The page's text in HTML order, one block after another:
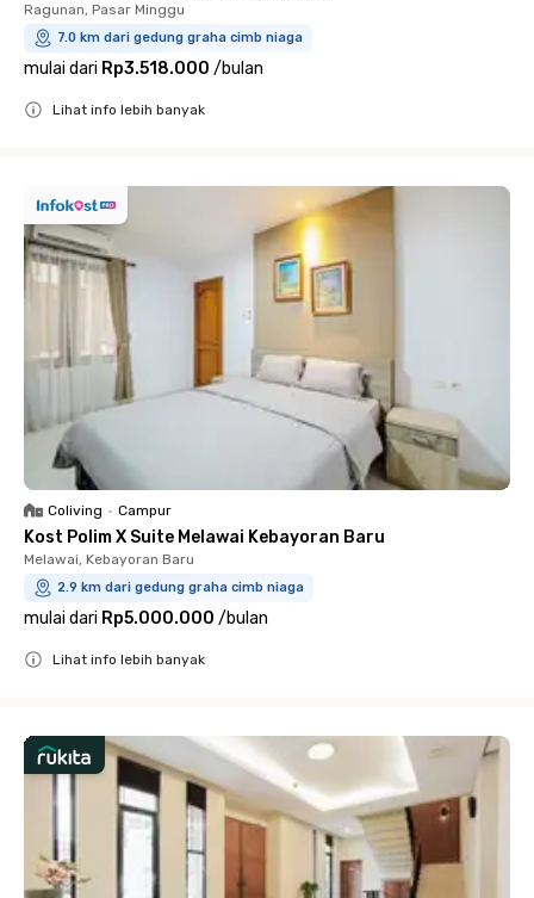
Ragunan, Pasar Minggu
7.0 km dari gedung graha cimb niaga
mulai dari Rp3.518.000 /bulan
Lihat info lebih banyak
Coliving • Campur
Kost Polim X Suite Melawai Kebayoran Baru
Melawai, Kebayoran Baru
2.9 km dari gedung graha cimb niaga
mulai dari Rp5.000.000 /bulan
Lihat info lebih banyak